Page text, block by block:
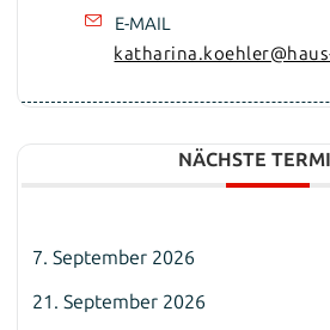
E-MAIL
NÄCHSTE
7. September 2026
21. September 2026